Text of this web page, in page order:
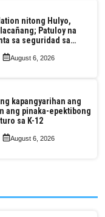
nitong Hulyo,
Patuloy na
sa seguridad sa
August 6, 2026
kapangyarihan ang
ang pinaka-epektibong
sa K-12
August 6, 2026